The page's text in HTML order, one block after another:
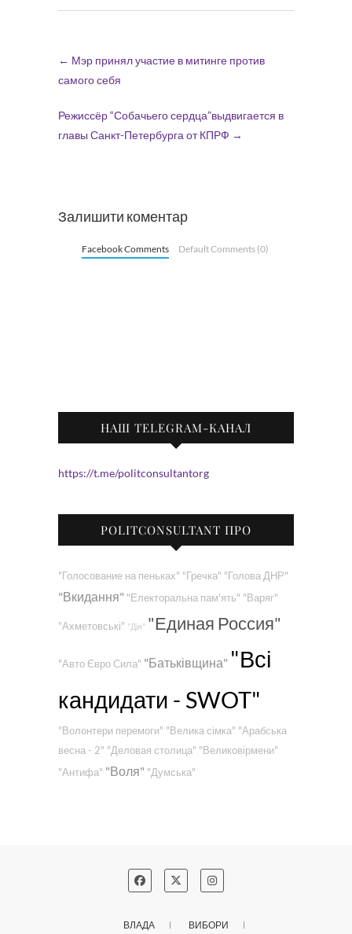
← Мэр принял участие в митинге против
самого себя
Режиссёр “Собачьего сердца”выдвигается в
главы Санкт-Петербурга от КПРФ →
Залишити коментар
Facebook Comments Default Comments (0)
НАШ TELEGRAM-КАНАЛ
https://t.me/politconsultantorg
POLITCONSULTANT ПРО
"Голосование на пеньках" "Гречка" "Голова ДНР"
"Вкидання" "Електоральна пам'ять" "Варяг"
"Ахметовські" "Дія" "Единая Россия"
"Авто Євро Сила" "Батьківщина" "Всі
кандидати - SWOT"
"Волонтери перемоги" "Велика сімка" "Арабська
весна - 2" "Деловая столица" "Великовірмени"
"Антифа" "Воля" "Думська"
ВЛАДА ВИБОРИ